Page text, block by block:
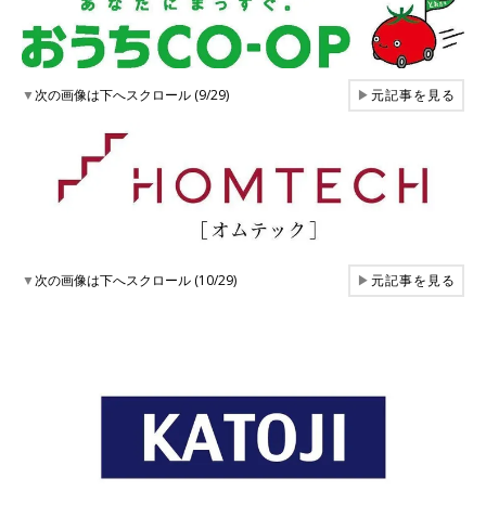
▼次の画像は下へスクロール (9/29) ▶元記事を見る
▼次の画像は下へスクロール (10/29) ▶元記事を見る